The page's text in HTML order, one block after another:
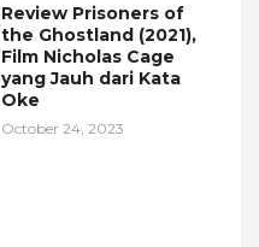
Review Prisoners of
the Ghostland (2021),
Film Nicholas Cage
yang Jauh dari Kata
Oke
October 24, 2023